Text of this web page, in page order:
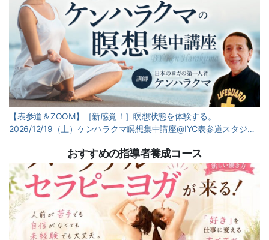
【表参道＆ZOOM】［新感覚！］瞑想状態を体験する。
2026/12/19（土）ケンハラクマ瞑想集中講座@IYC表参道スタジ…
おすすめの指導者養成コース